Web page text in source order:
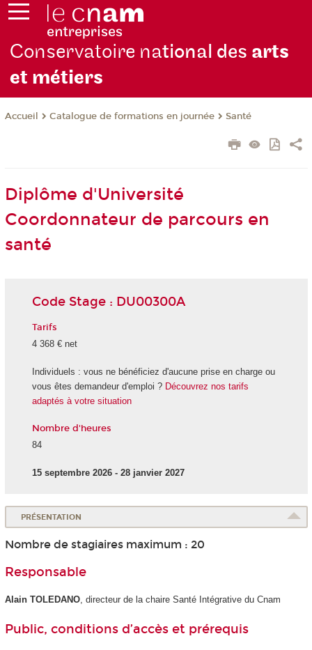
Conservatoire national des arts
et métiers
Accueil Catalogue de formations en journée Santé
Diplôme d'Université
Coordonnateur de parcours en
santé
Code Stage : DU00300A
Tarifs
4 368 € net
Individuels : vous ne bénéficiez d'aucune prise en charge ou
vous êtes demandeur d'emploi ? Découvrez nos tarifs
adaptés à votre situation
Nombre d'heures
84
15 septembre 2026 - 28 janvier 2027
PRÉSENTATION
Nombre de stagiaires maximum : 20
Responsable
Alain TOLEDANO, directeur de la chaire Santé Intégrative du Cnam
Public, conditions d’accès et prérequis